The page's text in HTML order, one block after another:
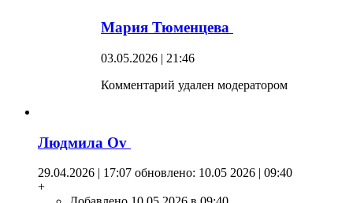
Мария Тюменцева
03.05.2026 | 21:46
Комментарий удален модератором
Людмила Оv
29.04.2026 | 17:07 обновлено: 10.05 2026 | 09:40
+